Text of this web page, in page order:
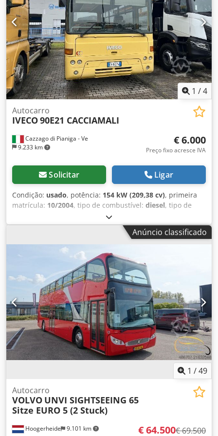
manual, classe de emissões Euro 2. Dimensões:
comprimento 8.180 mm, largura 2.430 mm, altura aprox.
3.000 mm. Carroçaria SITCAR RY 40 SCM 441, homologado
para transporte de passageiros com condutor. Inclui
suspensão pneumática traseira, direção assistida TRW TAS
30, ventilação mecânica, ABS e pneus 225/75 R17.5
(126/125M). Peso bruto 8.600 kg, tara 3.600 kg. Veículo em
bom estado geral, ideal para serviço de transporte escolar.
Quilometragem: 700.000 km. Chsdpfoxqghmex Amyja 1 /4
Cazzago di Pianiga - Ve
9.233 km
Autocarro
IVECO90E21 CACCIAMALI
€ 6.000
Preço fixo acresce IVA
Solicitar Ligar
Condição: usado, potência: 154 kW (209,38 cv), primeira
matrícula: 10/2004, tipo de combustível: diesel, tipo de
, peso total:
Peso total admissível: 9000 kg Chodpfx Amozphnfoysa
Anúncio classificado
1 /49
Hoogerheide 9.101 km
Autocarro
VOLVO UNVI SIGHTSEEING 65
Sitze EURO 5 (2 Stuck)
€ 64.500€ 69.500